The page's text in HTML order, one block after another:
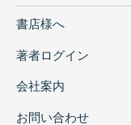
書店様へ
著者ログイン
会社案内
お問い合わせ